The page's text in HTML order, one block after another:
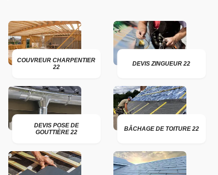
COUVREUR CHARPENTIER
22
DEVIS ZINGUEUR 22
DEVIS POSE DE
GOUTTIÈRE 22
BÂCHAGE DE TOITURE 22